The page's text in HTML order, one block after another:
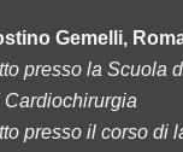
Gemelli,
presso la Scuola
presso il corso di